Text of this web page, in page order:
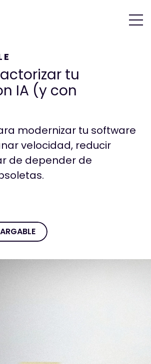
tu
IA (y con
modernizar tu software
velocidad, reducir
de depender de